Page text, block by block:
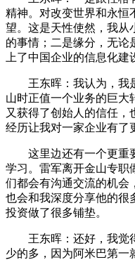
精神。对改变世界和永恒
望。这是天性使然，我从
的事情；二是缘分，无论
上了中国企业的信息化建
王东晖：我认为，我
山时正值一个业务的巨大
又获得了创始人的信任，
经历让我对一家企业有了
这里边还有一个更重
学习。雷军离开金山专职
们都会有沟通交流的机会
也会和我深度分享他的很
投资做了很多铺垫。
王东晖：还好，我觉
少的多，因为阿米巴第一